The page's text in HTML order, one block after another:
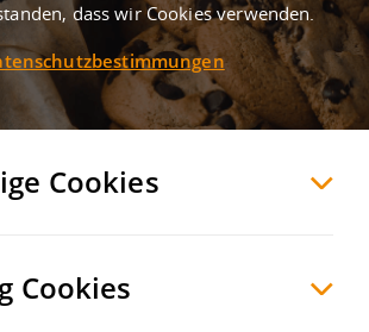
MERKEN VERGLEICHEN EXPORT PDF
dass wir Cookies verwenden.
Cookies
Cookies